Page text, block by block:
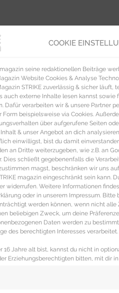
COOKIE
seine redaktionellen Beiträge
Website Cookies & Analyse
STRIKE zuverlässig & sicher läuft,
auch externe Inhalte lesen kannst sowie
Dafür verarbeiten wir & unsere Partner
Form beispielsweise via Cookies.
über aufgerufene Seiten
& unser Angebot an dich
einwilligst, bist du damit
an Dritte weiterzugeben, wie z.B. an
Dies schließt gegebenenfalls die
magst, beschränken wir uns
magazin eingeschränkt sein kann.
widerrufen. Weitere Informationen
oder in unserem Impressum. Bitte
werden können, wenn nicht
beliebigen Zweck, um deine
Daten werden zu
des berechtigten Interesses verarbeitet.
16 Jahre alt bist, kannst du nicht in
Erziehungsberechtigten bitten, mit dir
ab. Die Banane ebenfalls schälen.
höchster Stufe circa eine Minute mixen.
ergeben circa 0,4 Liter Smoothie.
DICH